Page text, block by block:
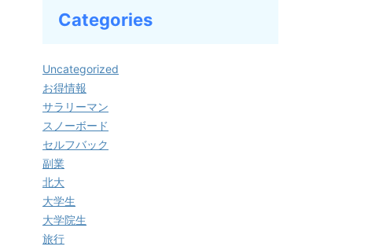
Categories
Uncategorized
お得情報
サラリーマン
スノーボード
セルフバック
副業
北大
大学生
大学院生
旅行